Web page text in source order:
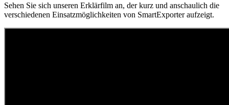
Sehen Sie sich unseren Erklärfilm an, der kurz und anschaulich die
verschiedenen Einsatzmöglichkeiten von SmartExporter aufzeigt.